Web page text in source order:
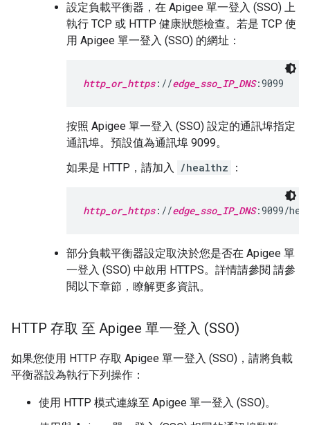
設定負載平衡器，在 Apigee 單一登入 (SSO) 上
執行 TCP 或 HTTP 健康狀態檢查。若是 TCP 使
用 Apigee 單一登入 (SSO) 的網址：
http_or_https://edge_sso_IP_DNS:9099
按照 Apigee 單一登入 (SSO) 設定的通訊埠指定
通訊埠。預設值為通訊埠 9099。
如果是 HTTP，請加入
/healthz ：
http_or_https://edge_sso_IP_DNS:9099/
部分負載平衡器設定取決於您是否在 Apigee 單
一登入 (SSO) 中啟用 HTTPS。詳情請參閱 請參
閱以下章節，瞭解更多資訊。
HTTP 存取 至 Apigee 單一登入 (SSO)
如果您使用 HTTP 存取 Apigee 單一登入 (SSO)，請將負載
平衡器設為執行下列操作：
使用 HTTP 模式連線至 Apigee 單一登入 (SSO)。